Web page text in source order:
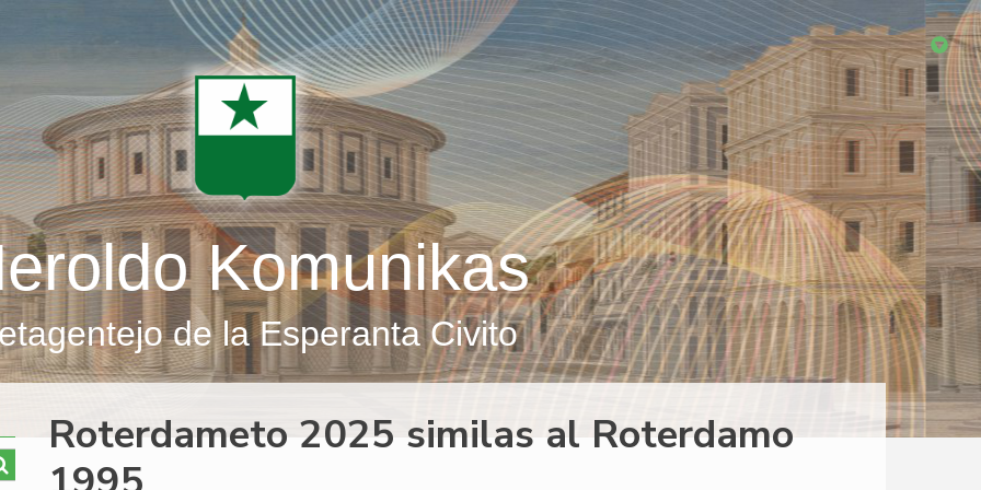
Komunikas
de la Esperanta Civito
Roterdameto 2025 similas al Roterdamo